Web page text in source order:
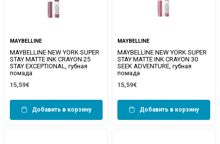
MAYBELLINE
MAYBELLINE NEW YORK SUPER
STAY MATTE INK CRAYON 25
STAY EXCEPTIONAL, губная
помада
15,59€
Добавить в корзину
MAYBELLINE
MAYBELLINE NEW YORK SUPER
STAY MATTE INK CRAYON 30
SEEK ADVENTURE, губная
помада
15,59€
Добавить в корзину